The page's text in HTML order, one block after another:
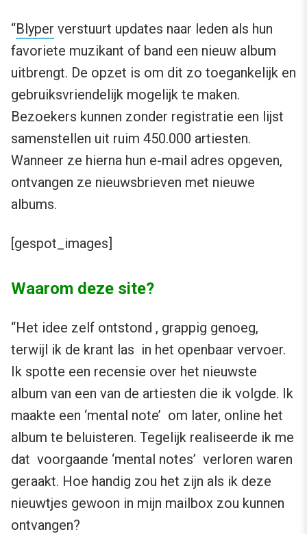
“Blyper verstuurt updates naar leden als hun
favoriete muzikant of band een nieuw album
uitbrengt. De opzet is om dit zo toegankelijk en
gebruiksvriendelijk mogelijk te maken.
Bezoekers kunnen zonder registratie een lijst
samenstellen uit ruim 450.000 artiesten.
Wanneer ze hierna hun e-mail adres opgeven,
ontvangen ze nieuwsbrieven met nieuwe
albums.
[gespot_images]
Waarom deze site?
“Het idee zelf ontstond , grappig genoeg,
terwijl ik de krant las in het openbaar vervoer.
Ik spotte een recensie over het nieuwste
album van een van de artiesten die ik volgde. Ik
maakte een ‘mental note’ om later, online het
album te beluisteren. Tegelijk realiseerde ik me
dat voorgaande ‘mental notes’ verloren waren
geraakt. Hoe handig zou het zijn als ik deze
nieuwtjes gewoon in mijn mailbox zou kunnen
ontvangen?